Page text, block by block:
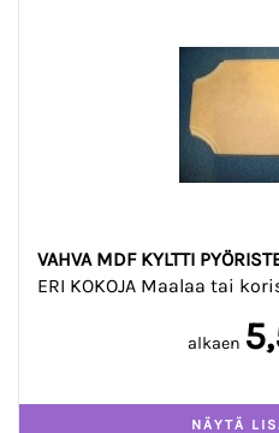
VAHVA MDF KYLTTI
ERI KOKOJA Maalaa tai
alkaen